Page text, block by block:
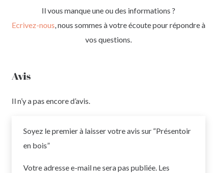
Il vous manque une ou des informations ?
Ecrivez-nous, nous sommes à votre écoute pour répondre à
vos questions.
Avis
Il n’y a pas encore d’avis.
Soyez le premier à laisser votre avis sur “Présentoir
en bois”
Votre adresse e-mail ne sera pas publiée. Les